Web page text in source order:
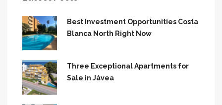
Best Investment Opportunities Costa
Blanca North Right Now
Three Exceptional Apartments for
Sale in Jávea